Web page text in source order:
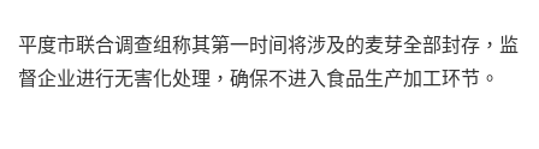
平度市联合调查组称其第一时间将涉及的麦芽全部封存，监
督企业进行无害化处理，确保不进入食品生产加工环节。